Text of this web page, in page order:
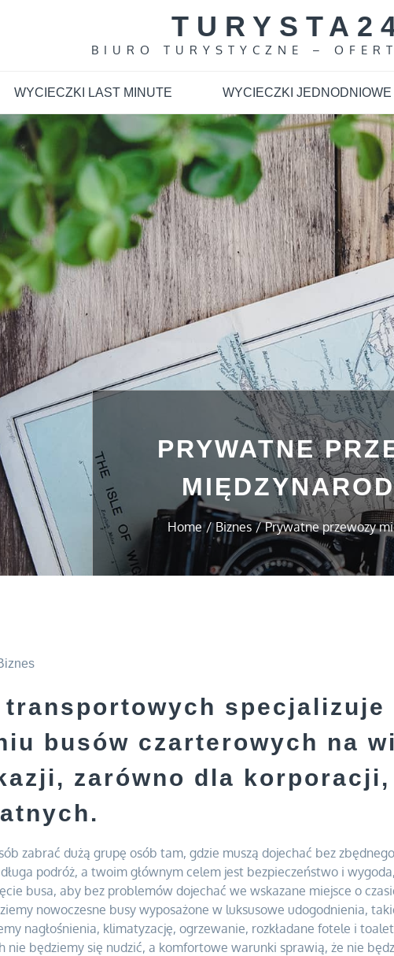
BIURO TURYSTYCZNE –
WYCIECZKI LAST MINUTE WYCIECZKI JEDNODNIOWE
PRYWATNE
Home Biznes Prywatne przewozy
specjalizuje
busów czarterowych na
zarówno dla
zabrać dużą grupę osób tam, gdzie muszą dojechać bez
długa podróż, a twoim głównym celem jest bezpieczeństwo i
busa, aby bez problemów dojechać we wskazane miejsce o
nowoczesne busy wyposażone w luksusowe udogodnienia,
nagłośnienia, klimatyzację, ogrzewanie, rozkładane fotele i
nie będziemy się nudzić, a komfortowe warunki sprawią, że nie